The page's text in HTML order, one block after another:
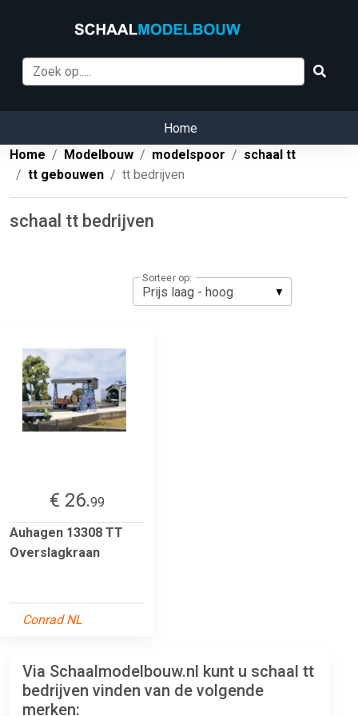
Home
Home
Modelbouw modelspoor
schaal tt
tt gebouwen
tt bedrijven
schaal tt bedrijven
Sorteer op:
€ 26.99
Auhagen 13308 TT
Overslagkraan
Conrad NL
Via Schaalmodelbouw.nl kunt u schaal tt
bedrijven vinden van de volgende
merken: